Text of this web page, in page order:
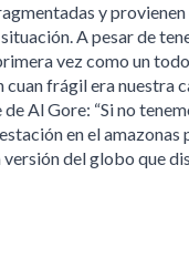
y
A pesar de
vez como un
frágil era nuestra
Al Gore: “Si no
en el
del globo que